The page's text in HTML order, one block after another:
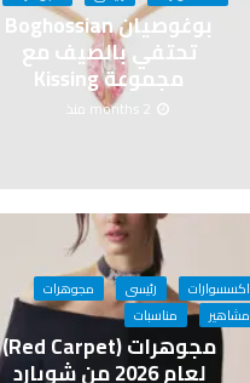
بوغوصيان Boghossian
تحتفي بالصيف مع
مجموعة Kissing
2 months منذ
اكسسوارات رئيسى
مجوهرات
مشاهير
مناسبات
مجوهرات (Red Carpet)
لعام 2026 من شوبارد